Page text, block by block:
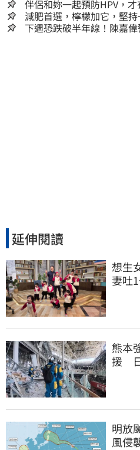
伴侶和妳一起預防HPV，才
減肥首選，檸檬加它，堅
人生
下週恐跌破半年線！陳嘉
延伸閱讀
想生
妻吐
熊本
援
明放
風侵